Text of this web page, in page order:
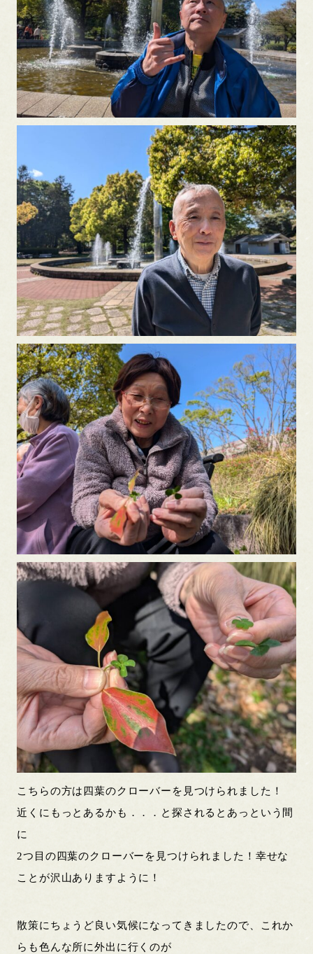
こちらの方は四葉のクローバーを見つけられました！
近くにもっとあるかも．．．と探されるとあっという間
に
2つ目の四葉のクローバーを見つけられました！幸せな
ことが沢山ありますように！
散策にちょうど良い気候になってきましたので、これか
らも色んな所に外出に行くのが